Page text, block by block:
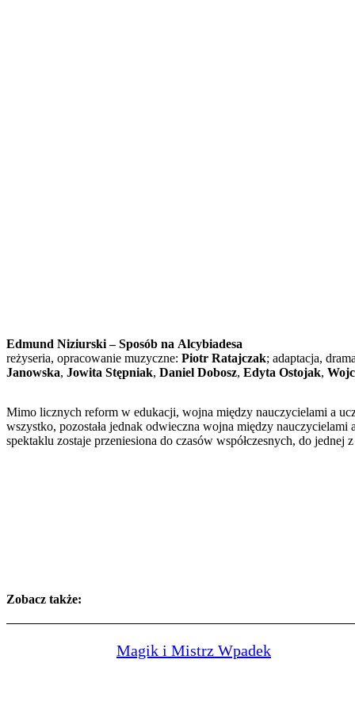
Edmund Niziurski – Sposób na Alcybiadesa
reżyseria, opracowanie muzyczne: Piotr Ratajczak; adaptacja,
Janowska, Jowita Stępniak, Daniel Dobosz, Edyta Ostojak,
Mimo licznych reform w edukacji, wojna między nauczycielami a
wszystko, pozostała jednak odwieczna wojna między
spektaklu zostaje przeniesiona do czasów współczesnych, do
Zobacz także:
Magik i Mistrz Wpadek